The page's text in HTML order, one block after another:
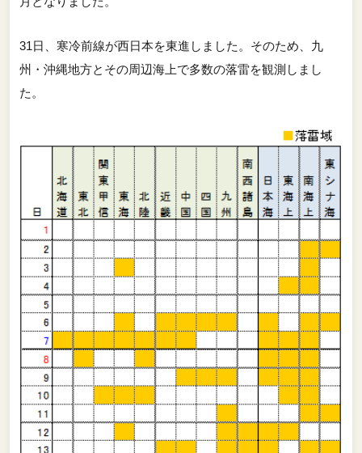
31日、寒冷前線が西日本を東進しました。そのため、九
州・沖縄地方とその周辺海上で多数の落雷を観測しまし
た。